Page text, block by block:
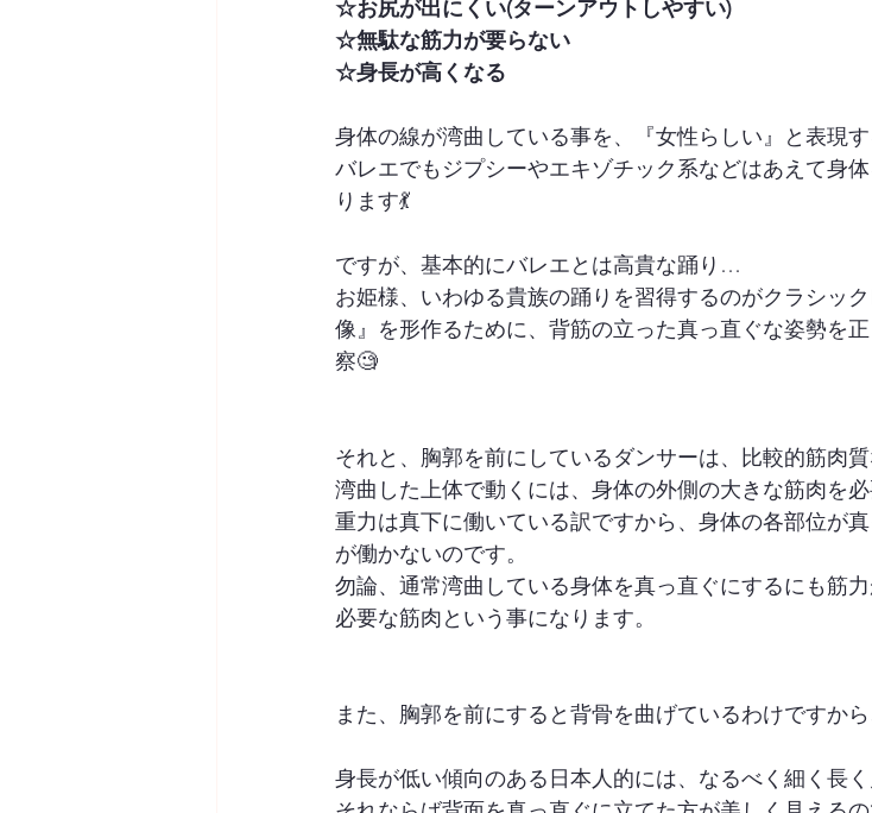
☆お尻が出にくい(ターンアウトしやすい)
☆無駄な筋力が要らない
☆身長が高くなる
身体の線が湾曲している事を、『女性らしい』と表現す
バレエでもジプシーやエキゾチック系などはあえて身
ります💃
ですが、基本的にバレエとは高貴な踊り…
お姫様、いわゆる貴族の踊りを習得するのがクラシッ
像』を形作るために、背筋の立った真っ直ぐな姿勢を
察🧐
それと、胸郭を前にしているダンサーは、比較的筋肉
湾曲した上体で動くには、身体の外側の大きな筋肉を必
重力は真下に働いている訳ですから、身体の各部位が
が働かないのです。
勿論、通常湾曲している身体を真っ直ぐにするにも筋
必要な筋肉という事になります。
また、胸郭を前にすると背骨を曲げているわけですか
身長が低い傾向のある日本人的には、なるべく細く長く